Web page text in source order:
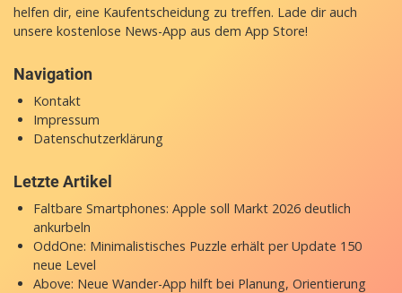
helfen dir, eine Kaufentscheidung zu treffen. Lade dir auch
unsere kostenlose News-App aus dem App Store!
Navigation
Kontakt
Impressum
Datenschutzerklärung
Letzte Artikel
Faltbare Smartphones: Apple soll Markt 2026 deutlich
ankurbeln
OddOne: Minimalistisches Puzzle erhält per Update 150
neue Level
Above: Neue Wander-App hilft bei Planung, Orientierung